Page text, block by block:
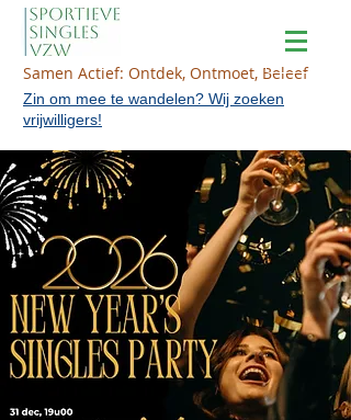
Samen Actief: Ontdek, Ontmoet, Beleef
Zin om mee te wandelen? Wij zoeken
vrijwilligers!